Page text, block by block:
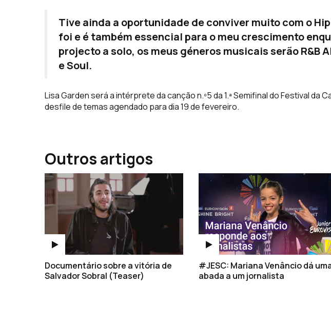
Tive ainda a oportunidade de conviver muito com o
foi e é também essencial para o meu crescimento
projecto a solo, os meus géneros musicais serão R&B
e Soul.
Lisa Garden será a intérprete da canção n.º5 da 1.ª Semifinal do Festival da
desfile de temas agendado para dia 19 de fevereiro.
Outros artigos
Documentário sobre a vitória de
Salvador Sobral (Teaser)
#JESC: Mariana Venâncio dá
abada a um jornalista